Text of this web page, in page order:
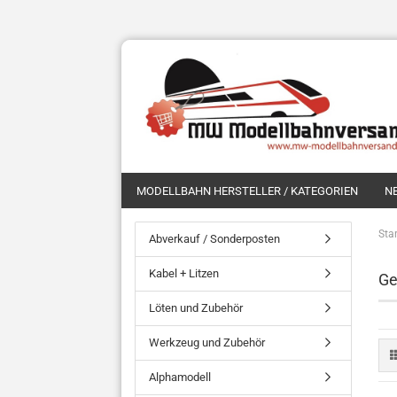
MODELLBAHN HERSTELLER / KATEGORIEN
Abverkauf / Sonderposten
Kabel + Litzen
Löten und Zubehör
Werkzeug und Zubehör
Alphamodell